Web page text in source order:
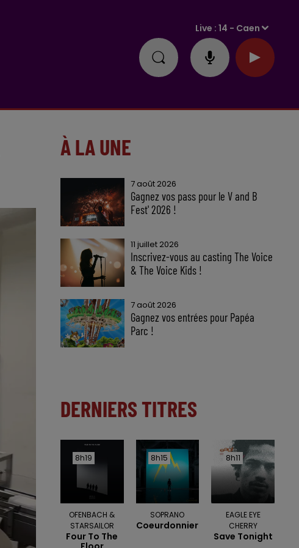
Live :14 - Caen
À LA UNE
7 août 2026
Gagnez vos pass pour le V and B
Fest' 2026 !
11 juillet 2026
Inscrivez-vous au casting The Voice
& The Voice Kids !
7 août 2026
Gagnez vos entrées pour Papéa
Parc !
DERNIERS TITRES
8h19
8h19
OFENBACH &
STARSAILOR
Four To The
8h15
8h15
SOPRANO
Coeurdonnier
8h11
8h11
EAGLE EYE
CHERRY
Save Tonight